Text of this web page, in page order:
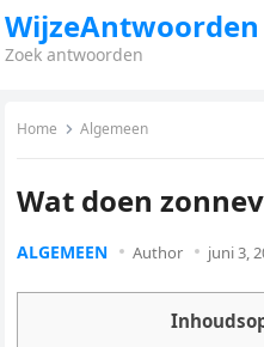
WijzeAntwoorden
Zoek antwoorden
Home Algemeen
Wat doen
ALGEMEEN Author juni 3,